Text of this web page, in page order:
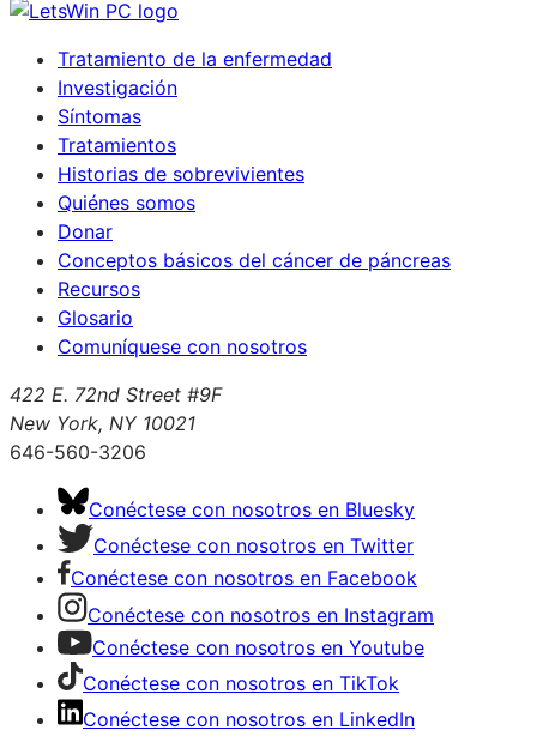
Tratamiento de la enfermedad
Investigación
Síntomas
Tratamientos
Historias de sobrevivientes
Quiénes somos
Donar
Conceptos básicos del cáncer de páncreas
Recursos
Glosario
Comuníquese con nosotros
422 E. 72nd Street #9F
New York, NY 10021
646-560-3206
Conéctese con nosotros en Bluesky
Conéctese con nosotros en Twitter
Conéctese con nosotros en Facebook
Conéctese con nosotros en Instagram
Conéctese con nosotros en Youtube
Conéctese con nosotros en TikTok
Conéctese con nosotros en LinkedIn